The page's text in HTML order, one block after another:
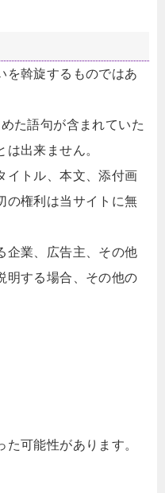
斡旋するものではあ
た語句が含まれていた
出来ません。
イトル、本文、添付画
の権利は当サイトに無
企業、広告主、その他
明する場合、その他の
可能性があります。